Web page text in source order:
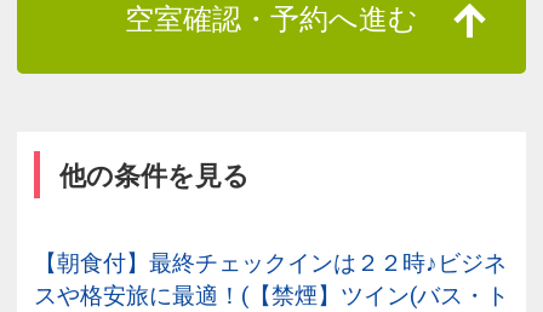
空室確認・予約へ進む
他の条件を見る
【朝食付】最終チェックインは２２時♪ビジネ
スや格安旅に最適！(【禁煙】ツイン(バス・ト